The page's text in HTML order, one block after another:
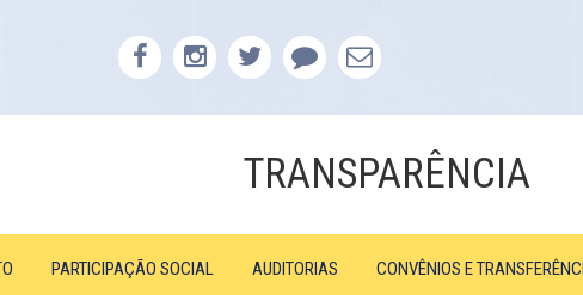
TRANSPARÊNCIA
PARTICIPAÇÃO SOCIAL AUDITORIAS CONVÊNIOS E